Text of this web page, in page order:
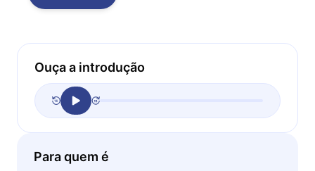
Ouça a introdução
Para quem é